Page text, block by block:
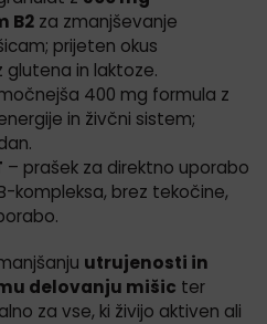
B2 za zmanjševanje
prijeten okus
in laktoze.
400 mg formula z
in živčni sistem;
– prašek za direktno uporabo
kompleksa, brez tekočine,
utrujenosti in
delovanju mišic ter
za vse, ki živijo aktiven ali